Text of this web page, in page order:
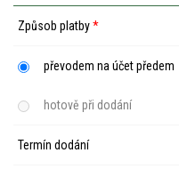
Způsob platby*
převodem na účet předem
hotově při dodání
Termín dodání